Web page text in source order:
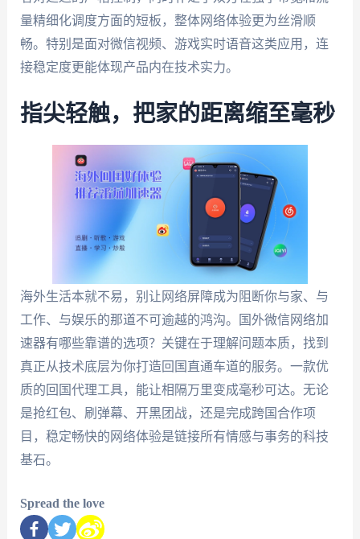
量精细化调度方面的短板，整体网络体验更为丝滑顺
畅。特别是面对微信视频、游戏实时语音这类应用，连
接稳定度更能体现产品内在技术实力。
指尖轻触，把家的距离缩至毫秒
海外生活本就不易，别让网络屏障成为阻断你与家、与
工作、与娱乐的那道不可逾越的鸿沟。国外微信网络加
速器有哪些靠谱的选项？关键在于理解问题本质，找到
真正从技术底层为你打造回国直通车道的服务。一款优
质的回国代理工具，能让相隔万里变成毫秒可达。无论
是抢红包、刷弹幕、开黑团战，还是完成跨国合作项
目，稳定畅快的网络体验是链接所有情感与事务的科技
基石。
Spread the love